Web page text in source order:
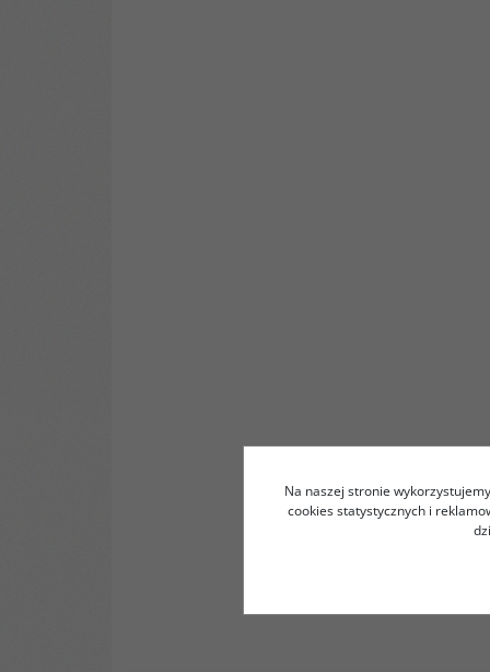
Na naszej stronie
cookies statystycznych i